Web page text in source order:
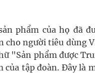
phẩm của họ đã
cho người tiêu dùng
"Sản phẩm được
của tập đoàn. Đây là